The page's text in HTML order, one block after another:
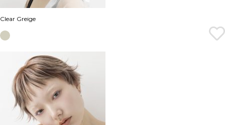
Clear Greige